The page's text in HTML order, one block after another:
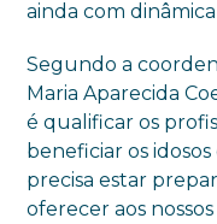
ainda com
Segundo a
Maria Aparecida
é qualificar os
beneficiar os
precisa estar
oferecer aos